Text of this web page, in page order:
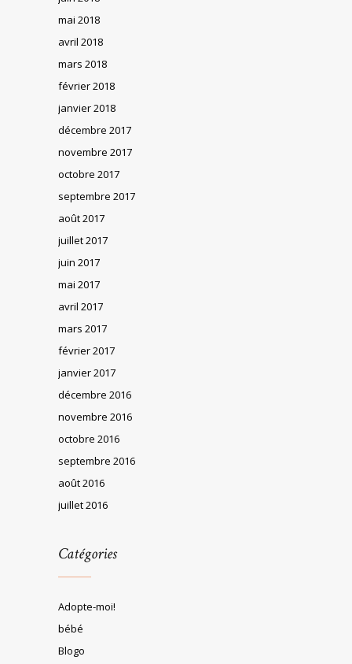
mai 2018
avril 2018
mars 2018
février 2018
janvier 2018
décembre 2017
novembre 2017
octobre 2017
septembre 2017
août 2017
juillet 2017
juin 2017
mai 2017
avril 2017
mars 2017
février 2017
janvier 2017
décembre 2016
novembre 2016
octobre 2016
septembre 2016
août 2016
juillet 2016
Catégories
Adopte-moi!
bébé
Blogo